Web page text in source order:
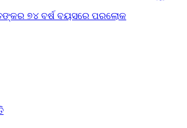
୭୪ ବର୍ଷ ବୟସରେ ପରଲୋକ